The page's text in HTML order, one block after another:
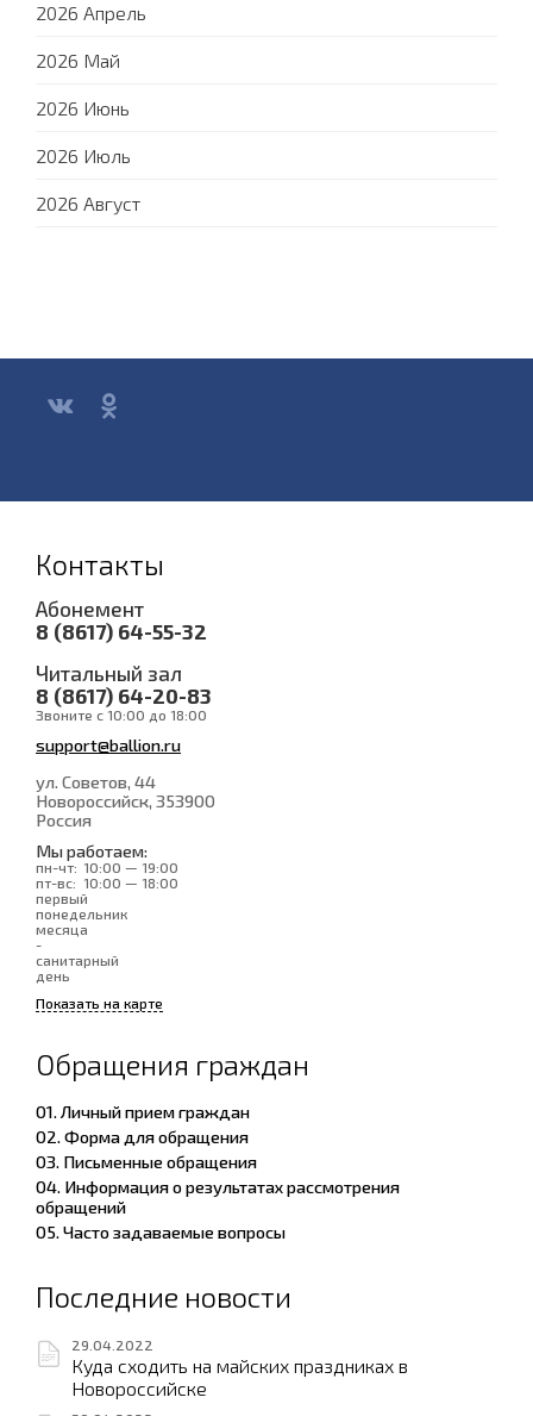
2026 Апрель
2026 Май
2026 Июнь
2026 Июль
2026 Август
Контакты
Абонемент
8 (8617) 64-55-32
Читальный зал
8 (8617) 64-20-83
Звоните с 10:00 до 18:00
support@ballion.ru
ул. Советов, 44
Новороссийск, 353900
Россия
Мы работаем:
пн-чт: 10:00 — 19:00
пт-вс: 10:00 — 18:00
первый
понедельник
месяца
-
санитарный
день
Показать на карте
Обращения граждан
01. Личный прием граждан
02. Форма для обращения
03. Письменные обращения
04. Информация о результатах рассмотрения
обращений
05. Часто задаваемые вопросы
Последние новости
29.04.2022
Куда сходить на майских праздниках в
Новороссийске